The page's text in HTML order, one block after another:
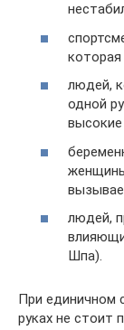
которая
людей,
одной
высокие
людей,
Шпа).
При единичном
руках не стоит